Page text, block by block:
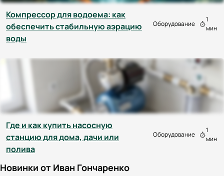
Компрессор для водоема: как
обеспечить стабильную аэрацию
воды
Оборудование
1
мин
Где и как купить насосную
станцию для дома, дачи или
полива
Оборудование
1
мин
Новинки от Иван Гончаренко